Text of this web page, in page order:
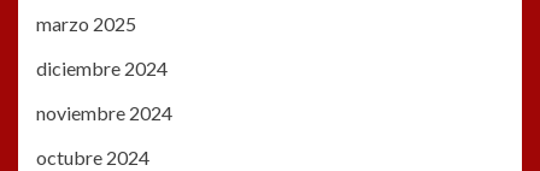
marzo 2025
diciembre 2024
noviembre 2024
octubre 2024